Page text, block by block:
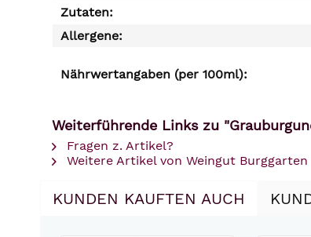
Zutaten:
Allergene:
Nährwertangaben (per 100ml):
Weiterführende Links zu
Fragen z. Artikel?
Weitere Artikel von Weingut Burggarten
KUNDEN KAUFTEN AUCH